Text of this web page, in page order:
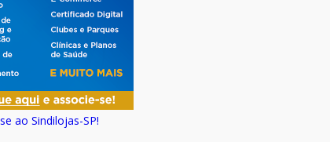
ao Sindilojas-SP!